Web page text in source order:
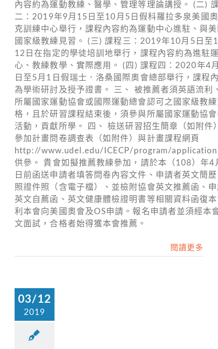
內容約為運動教練、醫學、管理等理論講授。 (二)
二：2019年9月15日至10月5日假科羅拉多泉美國
克訓練中心舉行，課程內容約為運動中心進駐、與
國家級教練見習。 (三) 課程三：2019年10月5日至
12日在指定的學徒培訓地舉行，課程內容約為進駐
心、教練教學、實際應用。 (四) 課程四：2020年4
日至5月1日假瑞士．洛桑國際奧會總部舉行，課程
為學術研討及授予證書。 三、 被推薦者須英語流利
所屬國家運動協會或國際運動總會認可之國家級教
格，且於研習課程結束後，須參與所屬國家運動協
活動，貢獻所學。 四、 檢送研習招生簡章（如附件
參加計畫問卷調查表（如附件）與計畫課程網頁
http://www.udel.edu/ICECP/program/
供參。 貴會如擬推薦教練參加，請於本（108）年4
日前函送申請者填答問卷內容文件、申請者英文簡
照證件照（含電子檔）、並檢附協會英文推薦函、
英文自薦函、英文健康體檢證明書等相關資料函復
利本會向美國奧會及OS申請。報名申請者並須經本
文面試，合格者始得獲本會推薦。
閱讀更多
03/12
2019